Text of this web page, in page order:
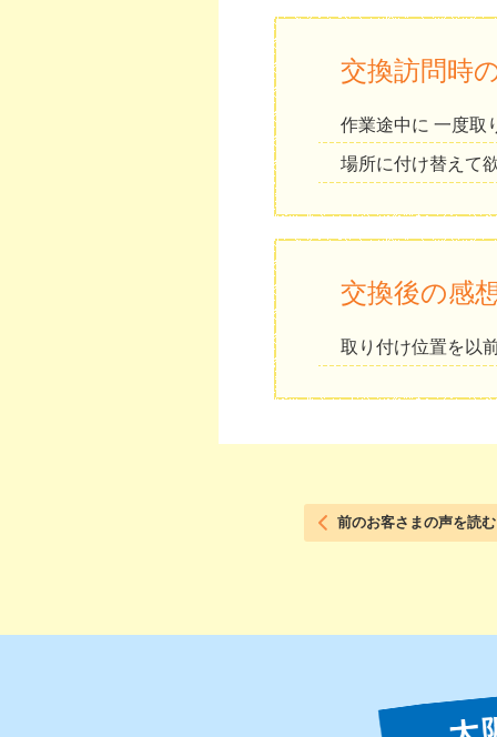
交換訪問時
作業途中に 一度取
場所に付け替えて
交換後の感
取り付け位置を以
前のお客さまの声を読む